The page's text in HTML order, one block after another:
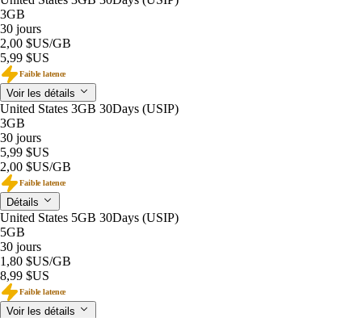
3GB
30 jours
2,00 $US/GB
5,99 $US
Faible latence
Voir les détails
United States 3GB 30Days (USIP)
3GB
30 jours
5,99 $US
2,00 $US/GB
Faible latence
Détails
United States 5GB 30Days (USIP)
5GB
30 jours
1,80 $US/GB
8,99 $US
Faible latence
Voir les détails